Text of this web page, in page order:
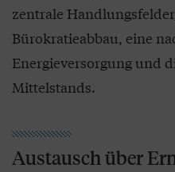
zentrale
Bürokratieabbau, eine
Energieversorgung und
Mittelstands.
Austausch über